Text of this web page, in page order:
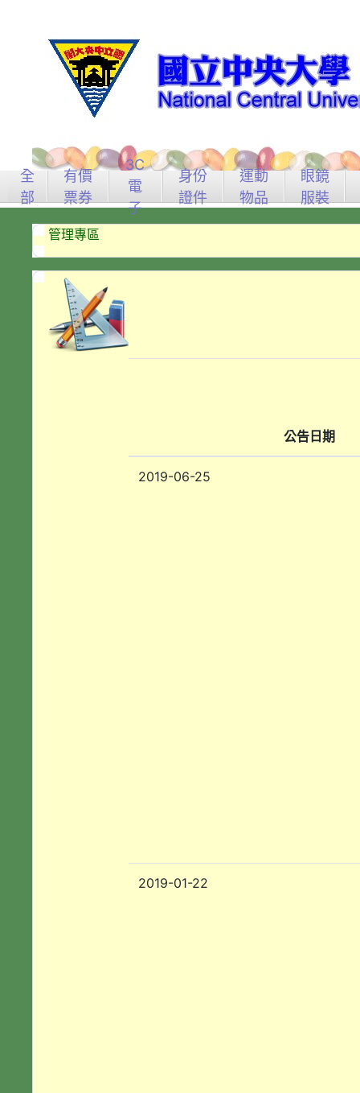
全
部
有價
票券
3C
電
子
身份
證件
運動
物品
眼鏡
服裝
管理專區
公告日期
2019-06-25
2019-01-22